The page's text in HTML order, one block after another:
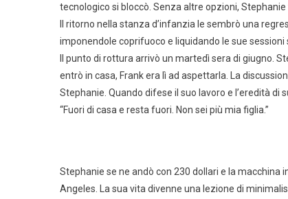
tecnologico si bloccò. Senza altre opzioni,
Il ritorno nella stanza d’infanzia le sembrò una
imponendole coprifuoco e liquidando le sue
Il punto di rottura arrivò un martedì sera di giugno.
entrò in casa, Frank era lì ad aspettarla. La
Stephanie. Quando difese il suo lavoro e l’eredità di
“Fuori di casa e resta fuori. Non sei più mia figlia.”
Stephanie se ne andò con 230 dollari e la macchina
Angeles. La sua vita divenne una lezione di